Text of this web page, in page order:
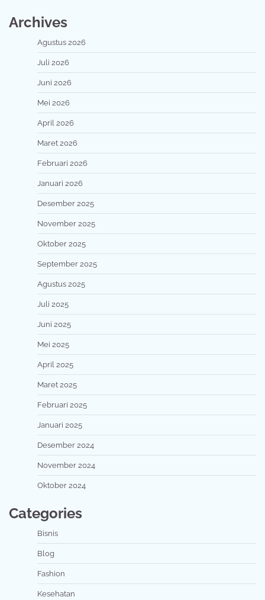
Archives
Agustus 2026
Juli 2026
Juni 2026
Mei 2026
April 2026
Maret 2026
Februari 2026
Januari 2026
Desember 2025
November 2025
Oktober 2025
September 2025
Agustus 2025
Juli 2025
Juni 2025
Mei 2025
April 2025
Maret 2025
Februari 2025
Januari 2025
Desember 2024
November 2024
Oktober 2024
Categories
Bisnis
Blog
Fashion
Kesehatan